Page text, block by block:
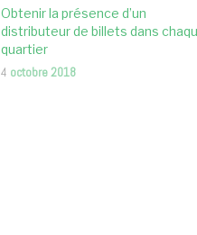
Obtenir la présence d’un
distributeur de billets dans
quartier
4 octobre 2018